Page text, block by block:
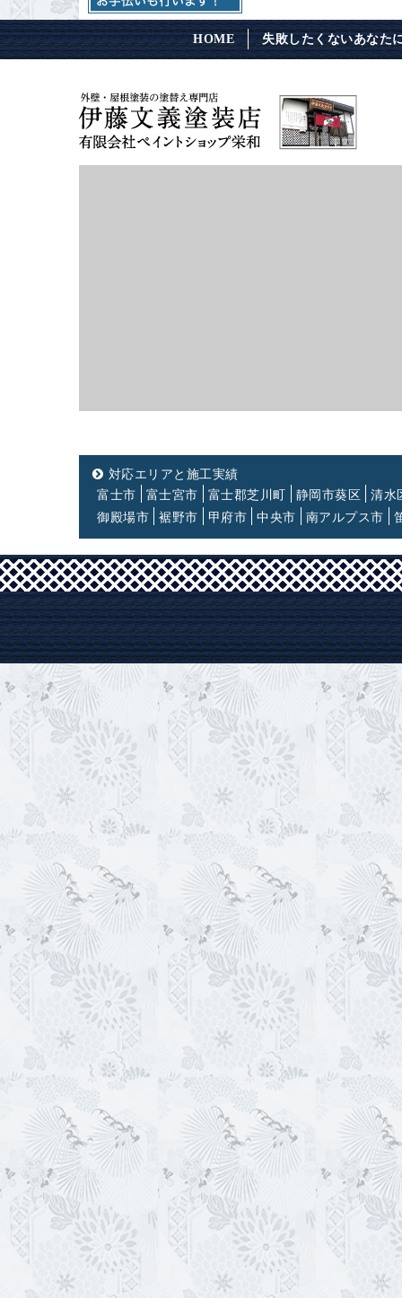
HOME 失敗したくないあなた
対応エリアと施工実績
富士市
富士宮市 富士郡芝川町 静岡市葵区
清水
御殿場市
裾野市 甲府市 中央市 南アルプス市